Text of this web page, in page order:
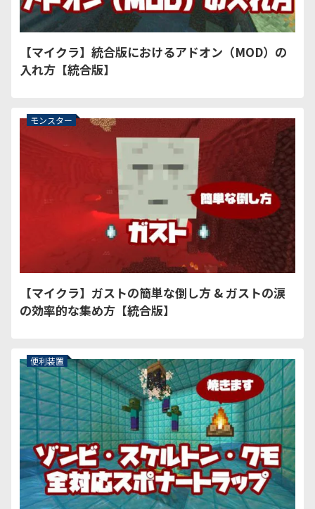
【マイクラ】統合版におけるアドオン（MOD）の
入れ方【統合版】
モンスター
【マイクラ】ガストの簡単な倒し方 & ガストの涙
の効率的な集め方【統合版】
便利装置